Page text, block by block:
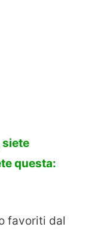
siete
questa:
favoriti dal